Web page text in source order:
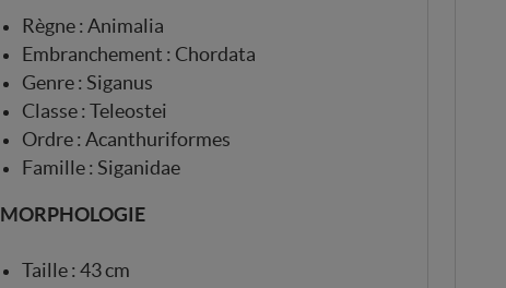
Règne : Animalia
Embranchement : Chordata
Genre : Siganus
Classe : Teleostei
Ordre : Acanthuriformes
Famille : Siganidae
MORPHOLOGIE
Taille : 43 cm